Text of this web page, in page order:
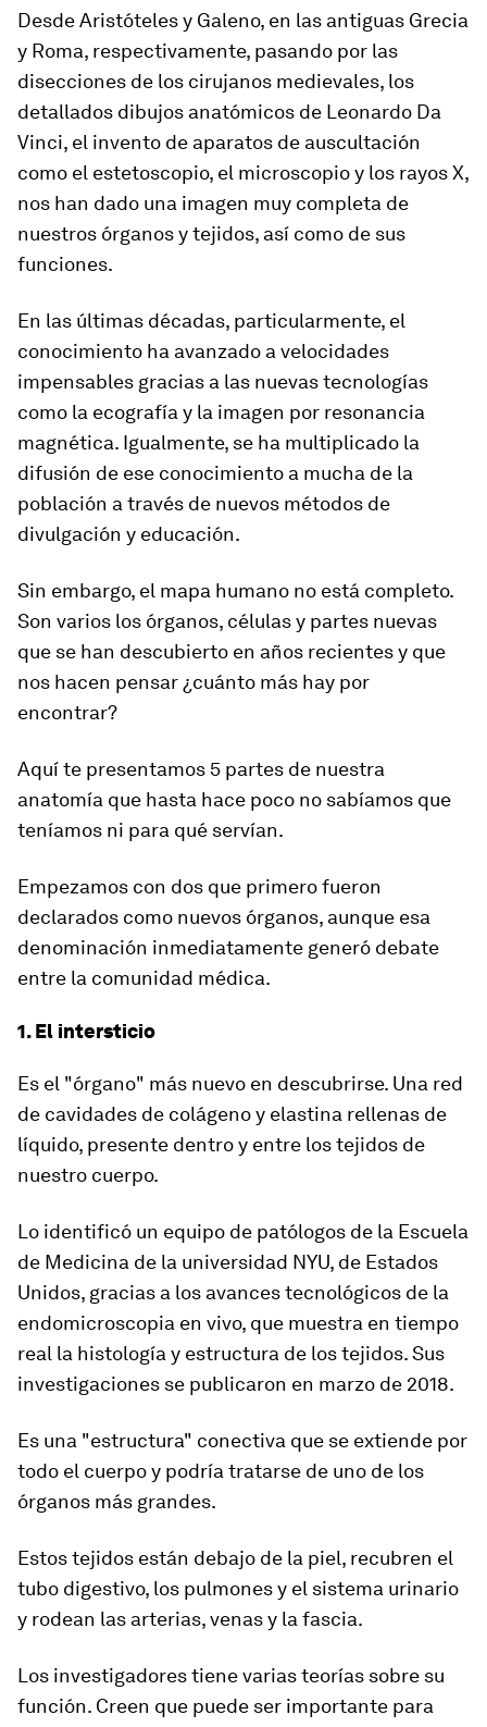
Desde Aristóteles y Galeno, en las antiguas Grecia
y Roma, respectivamente, pasando por las
disecciones de los cirujanos medievales, los
detallados dibujos anatómicos de Leonardo Da
Vinci, el invento de aparatos de auscultación
como el estetoscopio, el microscopio y los rayos X,
nos han dado una imagen muy completa de
nuestros órganos y tejidos, así como de sus
funciones.
En las últimas décadas, particularmente, el
conocimiento ha avanzado a velocidades
impensables gracias a las nuevas tecnologías
como la ecografía y la imagen por resonancia
magnética. Igualmente, se ha multiplicado la
difusión de ese conocimiento a mucha de la
población a través de nuevos métodos de
divulgación y educación.
Sin embargo, el mapa humano no está completo.
Son varios los órganos, células y partes nuevas
que se han descubierto en años recientes y que
nos hacen pensar ¿cuánto más hay por
encontrar?
Aquí te presentamos 5 partes de nuestra
anatomía que hasta hace poco no sabíamos que
teníamos ni para qué servían.
Empezamos con dos que primero fueron
declarados como nuevos órganos, aunque esa
denominación inmediatamente generó debate
entre la comunidad médica.
1. El intersticio
Es el "órgano" más nuevo en descubrirse. Una red
de cavidades de colágeno y elastina rellenas de
líquido, presente dentro y entre los tejidos de
nuestro cuerpo.
Lo identificó un equipo de patólogos de la Escuela
de Medicina de la universidad NYU, de Estados
Unidos, gracias a los avances tecnológicos de la
endomicroscopia en vivo, que muestra en tiempo
real la histología y estructura de los tejidos. Sus
investigaciones se publicaron en marzo de 2018.
Es una "estructura" conectiva que se extiende por
todo el cuerpoy podría tratarse de uno de los
órganos más grandes.
Estos tejidos están debajo de la piel, recubren el
tubo digestivo, los pulmones y el sistema urinario
y rodean las arterias, venas y la fascia.
Los investigadores tiene varias teorías sobre su
función. Creen que puede ser importante para